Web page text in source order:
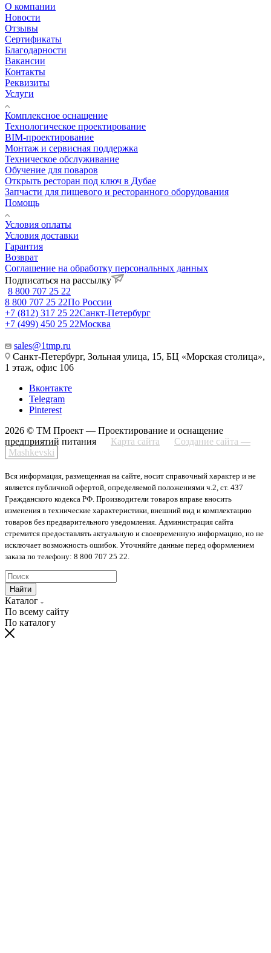
О компании
Новости
Отзывы
Сертификаты
Благодарности
Вакансии
Контакты
Реквизиты
Услуги
Комплексное оснащение
Технологическое проектирование
BIM-проектирование
Монтаж и сервисная поддержка
Техническое обслуживание
Обучение для поваров
Открыть ресторан под ключ в Дубае
Запчасти для пищевого и ресторанного оборудования
Помощь
Условия оплаты
Условия доставки
Гарантия
Возврат
Соглашение на обработку персональных данных
Подписаться на рассылку
8 800 707 25 22
8 800 707 25 22По России
+7 (812) 317 25 22Санкт-Петербург
+7 (499) 450 25 22Москва
sales@1tmp.ru
Санкт-Петербург, Зольная улица, 15, БЦ «Морская столица»,
1 этаж, офис 106
Вконтакте
Telegram
Pinterest
2026 © ТМ Проект — Проектирование и оснащение
предприятий питания
Карта сайта
Создание сайта —
Mashkevski
Вся информация, размещенная на сайте, носит справочный характер и не
является публичной офертой, определяемой положениями ч.2, ст. 437
Гражданского кодекса РФ. Производители товаров вправе вносить
изменения в технические характеристики, внешний вид и комплектацию
товаров без предварительного уведомления. Администрация сайта
стремится предоставлять актуальную и своевременную информацию, но не
исключает возможность ошибок. Уточняйте данные перед оформлением
заказа по телефону: 8 800 707 25 22.
Найти
Каталог
По всему сайту
По каталогу